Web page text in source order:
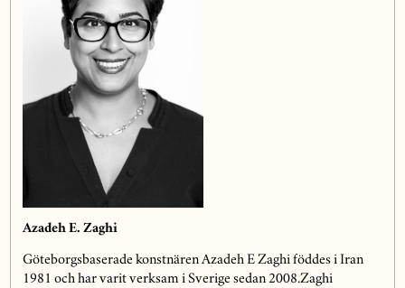
Azadeh E. Zaghi
Göteborgsbaserade konstnären Azadeh E Zaghi föddes i Iran
1981 och har varit verksam i Sverige sedan 2008.Zaghi